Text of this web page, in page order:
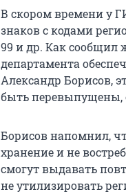
В скором времени у
знаков с кодами
99 и др. Как сообщил
департамента
Александр Борисов,
быть перевыпущены,
Борисов напомнил,
хранение и не
смогут выдавать
не утилизировать